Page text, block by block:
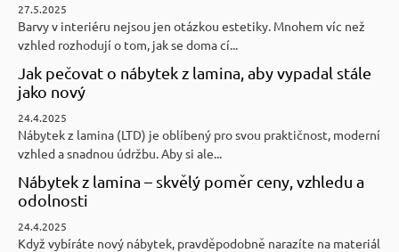
27.5.2025
Barvy v interiéru nejsou jen otázkou estetiky. Mnohem víc než
vzhled rozhodují o tom, jak se doma cí...
Jak pečovat o nábytek z lamina, aby vypadal stále
jako nový
24.4.2025
Nábytek z lamina (LTD) je oblíbený pro svou praktičnost, moderní
vzhled a snadnou údržbu. Aby si ale...
Nábytek z lamina – skvělý poměr ceny, vzhledu a
odolnosti
24.4.2025
Když vybíráte nový nábytek, pravděpodobně narazíte na materiál